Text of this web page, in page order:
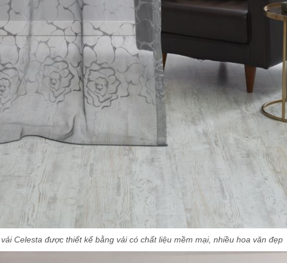
Celesta được thiết kế bằng vải có chất liệu mềm mại, nhiều hoa văn đẹp